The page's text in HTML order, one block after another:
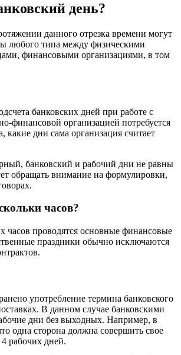
день?
данного отрезка времени могут
любого типа между физическими
финансовыми организациями, в том
банковских дней при работе с
финансовой организацией потребуется
какие дни сама организация считает
банковский и рабочий дни не равны
обращать внимание на формулировки,
часов?
часов проводятся основные финансовые
праздники обычно исключаются
употребление термина банковского
В данном случае банковскими
дни без выходных. Например, в
одна сторона должна совершить свое
4 рабочих дней.